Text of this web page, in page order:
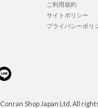
ご利用規約
サイトポリシー
プライバシーポリ
Shop Japan Ltd. All